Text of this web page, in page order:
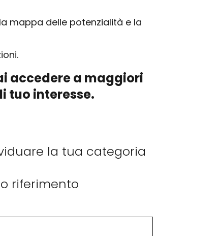
mappa delle potenzialità e la
accedere a maggiori
tuo interesse.
la tua categoria
riferimento